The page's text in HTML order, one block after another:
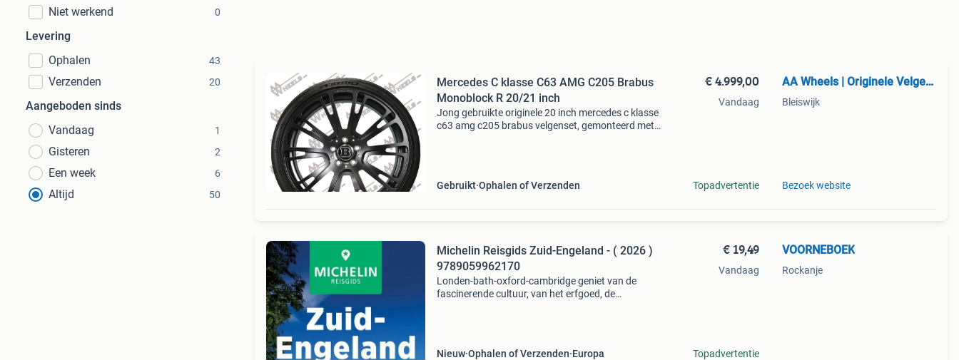
Niet werkend 0
Levering
Ophalen
43
Verzenden 20
Aangeboden sinds
Vandaag
1
Gisteren 2
Een week 6
Altijd 50
Mercedes C klasse C63 AMG C205 Brabus
Monoblock R 20/21 inch
Jong gebruikte originele 20 inch mercedes c klasse
c63 amg c205 brabus velgenset, gemonteerd met
Gebruikt Ophalen of Verzenden
€ 4.999,00
Vandaag
Topadvertentie
AA Wheels | Originele Velgen & Banden
Bleiswijk
Bezoek website
Michelin Reisgids Zuid-Engeland - ( 2026 )
9789059962170
Londen-bath-oxford-cambridge geniet van de
fascinerende cultuur, van het erfgoed, de
Nieuw Ophalen of Verzenden Europa
€ 19,49
Vandaag
Topadvertentie
VOORNEBOEK
Rockanje